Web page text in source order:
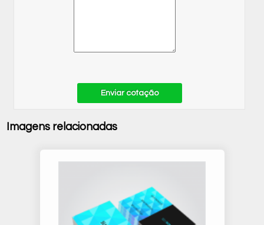
Enviar cotação
Imagens relacionadas